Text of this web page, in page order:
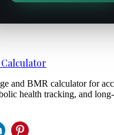
and BMR calculator for
health tracking, and